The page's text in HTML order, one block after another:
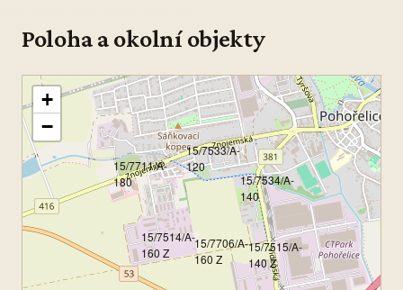
Poloha a okolní objekty
15/7533/A-
120
15/7534/A-
140
15/7711/A-
180
15/7706/A-
160 Z
15/7514/A-
160 Z
15/7515/A-
140 Z
+
−